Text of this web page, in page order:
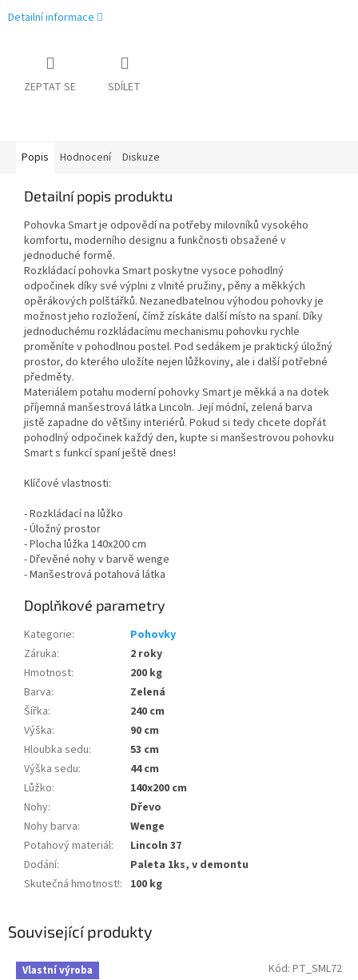
Detailní informace
ZEPTAT SE SDÍLET
Popis Hodnocení Diskuze
Detailní popis produktu
Pohovka Smart je odpovědí na potřeby milovníků vysokého
komfortu, moderního designu a funkčnosti obsažené v
jednoduché formě.
Rozkládací pohovka Smart poskytne vysoce pohodlný
odpočinek díky své výplni z vlnité pružiny, pěny a měkkých
opěrákových polštářků. Nezanedbatelnou výhodou pohovky je
možnost jeho rozložení, čímž získáte další místo na spaní. Díky
jednoduchému rozkládacímu mechanismu pohovku rychle
proměníte v pohodlnou postel. Pod sedákem je praktický úložný
prostor, do kterého uložíte nejen lůžkoviny, ale i další potřebné
předměty.
Materiálem potahu moderní pohovky Smart je měkká a na dotek
příjemná manšestrová látka Lincoln. Její módní, zelená barva
jistě zapadne do většiny interiérů. Pokud si tedy chcete dopřát
pohodlný odpočinek každý den, kupte si manšestrovou pohovku
Smart s funkcí spaní ještě dnes!
Klíčové vlastnosti:
- Rozkládací na lůžko
- Úložný prostor
- Plocha lůžka 140x200 cm
- Dřevěné nohy v barvě wenge
- Manšestrová potahová látka
Doplňkové parametry
Kategorie:
Pohovky
Záruka:
2 roky
Hmotnost:
200 kg
Barva:
Zelená
Šířka:
240 cm
Výška:
90 cm
Hloubka sedu:
53 cm
Výška sedu:
44 cm
Lůžko:
140x200 cm
Nohy:
Dřevo
Nohy barva:
Wenge
Potahový materiál:
Lincoln 37
Dodání:
Paleta 1ks, v demontu
Skutečná hmotnost!: 100 kg
Související produkty
Vlastní výroba Kód: PT_SML72